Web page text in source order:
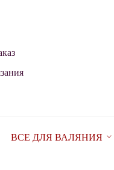
ВСЕ ДЛЯ ВАЛЯНИЯ